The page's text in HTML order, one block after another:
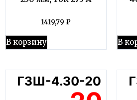
1419,79 ₽
В корзину В